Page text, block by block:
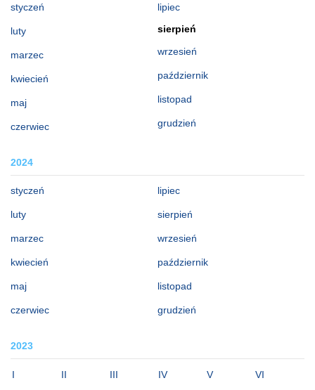
styczeń
luty
marzec
kwiecień
maj
czerwiec
lipiec
sierpień
wrzesień
październik
listopad
grudzień
2024
styczeń
luty
marzec
kwiecień
maj
czerwiec
lipiec
sierpień
wrzesień
październik
listopad
grudzień
2023
I II III IV V VI